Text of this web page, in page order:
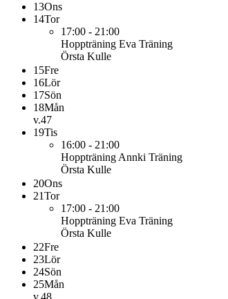
13Ons
14Tor
17:00 - 21:00
Hoppträning Eva Träning
Örsta Kulle
15Fre
16Lör
17Sön
18Mån
v.47
19Tis
16:00 - 21:00
Hoppträning Annki Träning
Örsta Kulle
20Ons
21Tor
17:00 - 21:00
Hoppträning Eva Träning
Örsta Kulle
22Fre
23Lör
24Sön
25Mån
v.48